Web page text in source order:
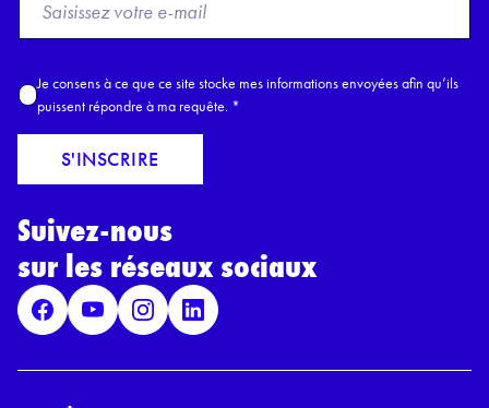
o
E
a
l
A
c
c
r
R
P
D
*
Je consens à ce que ce site stocke mes informations envoyées afin qu’ils
puissent répondre à ma requête. *
S'INSCRIRE
Suivez-nous
sur les réseaux sociaux